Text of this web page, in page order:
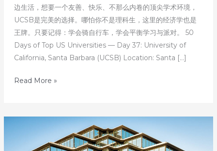
边生活，想要一个友善、快乐、不那么内卷的顶尖学术环境，
UCSB是完美的选择。哪怕你不是理科生，这里的经济学也是
王牌。只要记得：学会骑自行车，学会平衡学习与派对。 50
Days of Top US Universities — Day 37: University of
California, Santa Barbara (UCSB) Location: Santa […]
50
读
Read More »